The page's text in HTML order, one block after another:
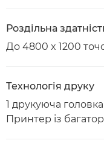
Роздільна
До 4800 x 1200
Технологія друку
1 друкуюча головка
Принтер із